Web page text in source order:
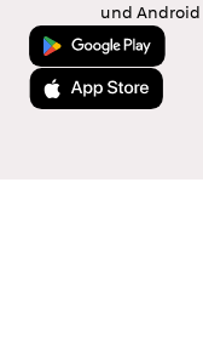
und Android
Jetzt bei Google Play
Laden im App Store